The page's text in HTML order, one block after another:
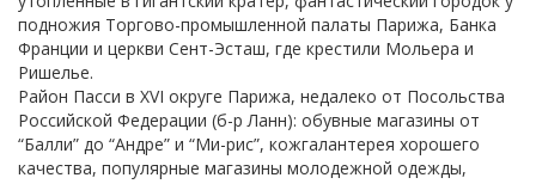
подножия Торгово-промышленной палаты Парижа, Банка
Франции и церкви Сент-Эсташ, где крестили Мольера и
Ришелье.
Район Пасси в XVI округе Парижа, недалеко от Посольства
Российской Федерации (б-р Ланн): обувные магазины от
“Балли” до “Андре” и “Ми-рис”, кожгалантерея хорошего
качества, популярные магазины молодежной одежды,